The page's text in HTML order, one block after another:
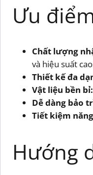
Ưu
Chất lượng
và hiệu suất
Thiết kế đa
Vật liệu bền bỉ:
Dễ dàng bảo
Tiết kiệm
Hướng